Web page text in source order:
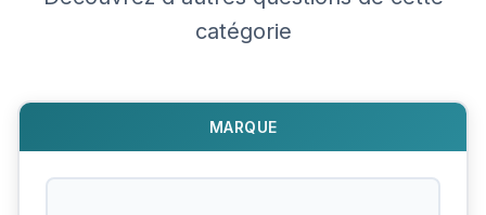
catégorie
MARQUE